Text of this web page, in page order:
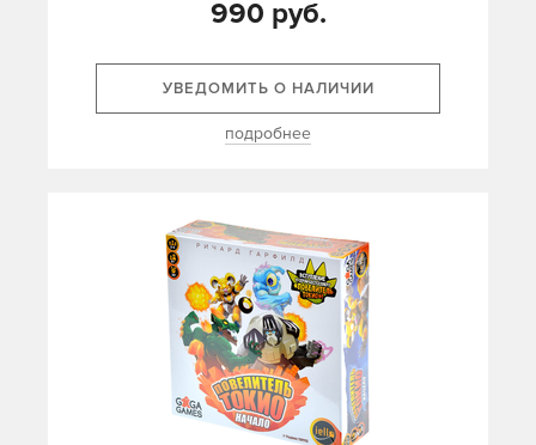
990 руб.
УВЕДОМИТЬ О НАЛИЧИИ
подробнее